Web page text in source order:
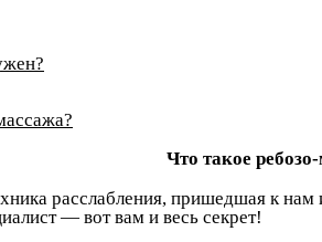
Что такое
расслабления, пришедшая к
— вот вам и весь секрет!